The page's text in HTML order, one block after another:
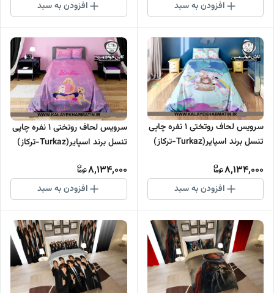
افزودن به سبد افزودن به سبد
سرویس لحاف روتختی 1 نفره چاپی
تنسل برند اسپایر(Turkaz-ترکاز)
8,134,000
افزودن به سبد
سرویس لحاف روتختی 1 نفره چاپی
تنسل برند اسپایر(Turkaz-ترکاز)
8,134,000
افزودن به سبد